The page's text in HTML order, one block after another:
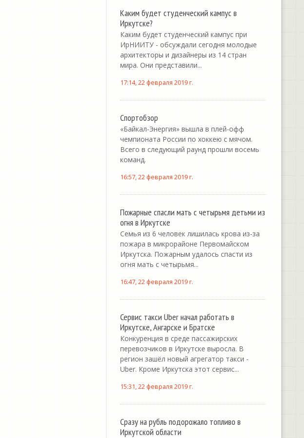
Каким будет студенческий кампус в
Иркутске?
Каким будет студенческий кампус при
ИрНИИТУ - обсуждали сегодня молодые
архитекторы и дизайнеры из 14 стран
мира. Они представили...
17:14, 22 февраля 2019 г.
Спортобзор
«Байкал-Энергия» вышла в плей-офф
чемпионата России по хоккею с мячом.
Всего в следующий раунд прошли восемь
команд.
16:57, 22 февраля 2019 г.
Пожарные спасли мать с четырьмя детьми из
огня в Иркутске
Семья из 6 человек лишилась крова из-за
пожара в микрорайоне Первомайском
Иркутска. Пожарным удалось спасти из
огня мать с четырьмя...
16:47, 22 февраля 2019 г.
Сервис такси Uber начал работать в
Иркутске, Ангарске и Братске
Конкуренция в среде пассажирских
перевозчиков в Иркутске выросла. В
регион зашёл новый агрегатор такси -
Uber. Кроме Иркутска этот сервис...
15:31, 22 февраля 2019 г.
Сразу на рубль подорожало топливо в
Иркутской области